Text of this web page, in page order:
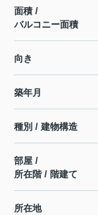
面積 /
バルコニー面積
向き
築年月
種別 / 建物構造
部屋 /
所在階 / 階建て
所在地